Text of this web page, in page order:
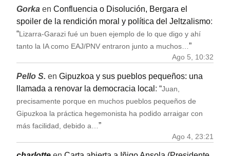
Gorka en Confluencia o Disolución, Bergara el
spoiler de la rendición moral y política del Jeltzalismo:
“Lizarra-Garazi fué un buen ejemplo de lo que digo y ahí
tanto la IA como EAJ/PNV entraron junto a muchos… ”
Ago 5, 10:32
Pello S. en Gipuzkoa y sus pueblos pequeños: una
llamada a renovar la democracia local : “Juan,
precisamente porque en muchos pueblos pequeños de
Gipuzkoa la práctica hegemonista ha podido arraigar con
más facilidad, debido a… ”
Ago 4, 23:21